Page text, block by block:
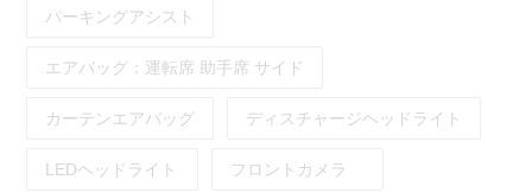
パーキングアシスト
エアバッグ： 運転席 助手席 サイド
カーテンエアバッグ ディスチャージヘッドライト
LEDヘッドライト フロントカメラ